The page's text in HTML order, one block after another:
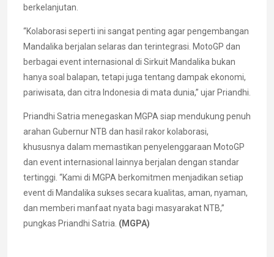
berkelanjutan.
“Kolaborasi seperti ini sangat penting agar pengembangan
Mandalika berjalan selaras dan terintegrasi. MotoGP dan
berbagai event internasional di Sirkuit Mandalika bukan
hanya soal balapan, tetapi juga tentang dampak ekonomi,
pariwisata, dan citra Indonesia di mata dunia,” ujar Priandhi.
Priandhi Satria menegaskan MGPA siap mendukung penuh
arahan Gubernur NTB dan hasil rakor kolaborasi,
khususnya dalam memastikan penyelenggaraan MotoGP
dan event internasional lainnya berjalan dengan standar
tertinggi. “Kami di MGPA berkomitmen menjadikan setiap
event di Mandalika sukses secara kualitas, aman, nyaman,
dan memberi manfaat nyata bagi masyarakat NTB,”
pungkas Priandhi Satria. (MGPA)